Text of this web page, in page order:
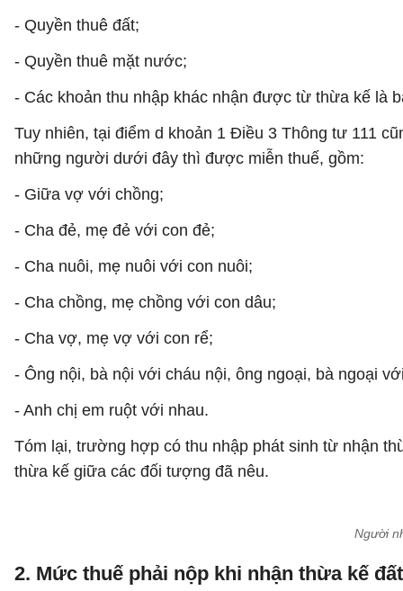
- Quyền thuê đất;
- Quyền thuê mặt nước;
- Các khoản thu nhập khác nhận được từ thừa kế là
Tuy nhiên, tại điểm d khoản 1 Điều 3 Thông tư 111
những người dưới đây thì được miễn thuế, gồm:
- Giữa vợ với chồng;
- Cha đẻ, mẹ đẻ với con đẻ;
- Cha nuôi, mẹ nuôi với con nuôi;
- Cha chồng, mẹ chồng với con dâu;
- Cha vợ, mẹ vợ với con rể;
- Ông nội, bà nội với cháu nội, ông ngoại, bà ngoại
- Anh chị em ruột với nhau.
Tóm lại, trường hợp có thu nhập phát sinh từ nhận
thừa kế giữa các đối tượng đã nêu.
Người
2. Mức thuế phải nộp khi nhận thừa kế đất